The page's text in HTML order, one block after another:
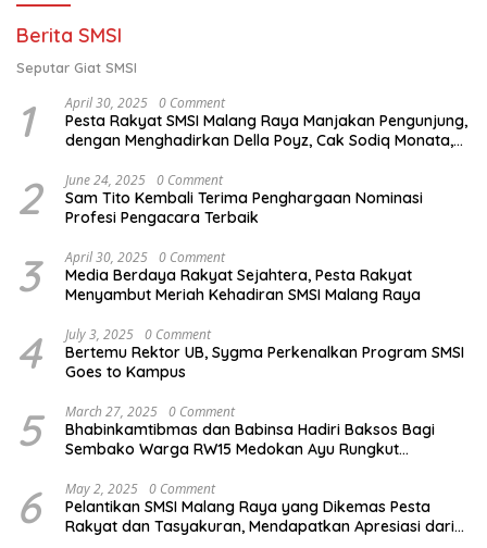
Berita SMSI
Seputar Giat SMSI
1 April 30, 2025 0 Comment
Pesta Rakyat SMSI Malang Raya Manjakan Pengunjung,
dengan Menghadirkan Della Poyz, Cak Sodiq Monata,
2 June 24, 2025 0 Comment
Sam Tito Kembali Terima Penghargaan Nominasi
Profesi Pengacara Terbaik
3 April 30, 2025 0 Comment
Media Berdaya Rakyat Sejahtera, Pesta Rakyat
Menyambut Meriah Kehadiran SMSI Malang Raya
4 July 3, 2025 0 Comment
Bertemu Rektor UB, Sygma Perkenalkan Program SMSI
Goes to Kampus
5 March 27, 2025 0 Comment
Bhabinkamtibmas dan Babinsa Hadiri Baksos Bagi
Sembako Warga RW15 Medokan Ayu Rungkut
6 May 2, 2025 0 Comment
Pelantikan SMSI Malang Raya yang Dikemas Pesta
Rakyat dan Tasyakuran, Mendapatkan Apresiasi dari